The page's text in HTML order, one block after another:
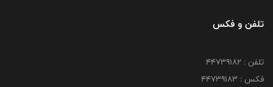
تلفن و فکس
تلفن : ۴۴۷۳۹۱۸۲
فکس : ۴۴۷۳۹۱۸3